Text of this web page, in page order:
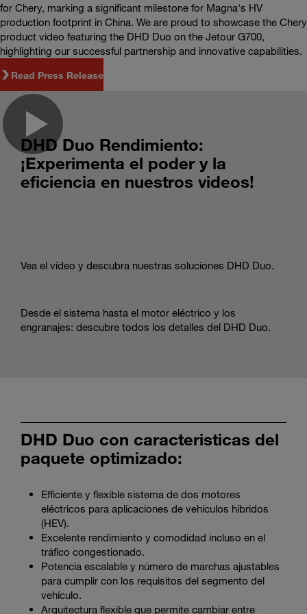
for Chery, marking a significant milestone for Magna's HV
production footprint in China. We are proud to showcase the Chery
product video featuring the DHD Duo on the Jetour G700,
highlighting our successful partnership and innovative capabilities.
Read Press Release
DHD Duo Rendimiento:
¡Experimenta el poder y la
eficiencia en nuestros videos!
Vea el vídeo y descubra nuestras soluciones DHD Duo.
Desde el sistema hasta el motor eléctrico y los
engranajes: descubre todos los detalles del DHD Duo.
DHD Duo con caracteristicas del
paquete optimizado:
Efficiente y flexible sistema de dos motores
eléctricos para aplicaciones de vehículos híbridos
(HEV).
Excelente rendimiento y comodidad incluso en el
tráfico congestionado.
Potencia escalable y número de marchas ajustables
para cumplir con los requisitos del segmento del
vehículo.
Arquitectura flexible que permite cambiar entre